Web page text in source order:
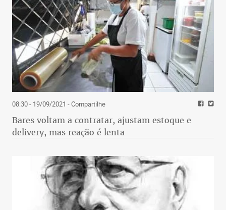
08:30 - 19/09/2021 - Compartilhe
Bares voltam a contratar, ajustam estoque e
delivery, mas reação é lenta